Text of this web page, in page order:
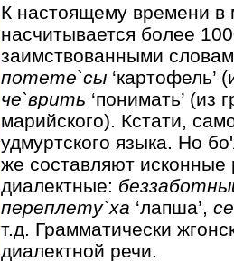
К настоящему времени в
насчитывается более
заимствованными
потете`сы ‘картофель’
че`врить ‘понимать’ (из
марийского). Кстати,
удмуртского языка. Но
же составляют исконные
диалектные:
переплету`ха ‘лапша’,
т.д. Грамматически
диалектной речи.